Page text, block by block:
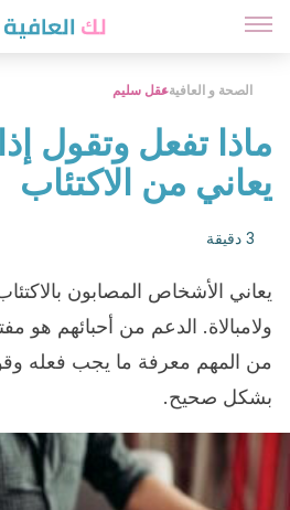
الصحة و العافيةعقل سليم
ماذا تفعل وتقول
يعاني من الاكتئاب
3 دقيقة
يعاني الأشخاص المصابون
ولامبالاة. الدعم من أحبائهم هو
من المهم معرفة ما يجب فعله
بشكل صحيح.